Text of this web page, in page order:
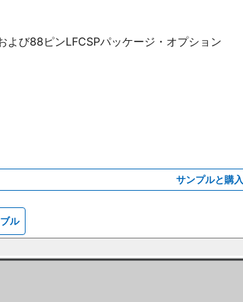
よび88ピンLFCSPパッケージ・オプション
サンプルと購入
ル